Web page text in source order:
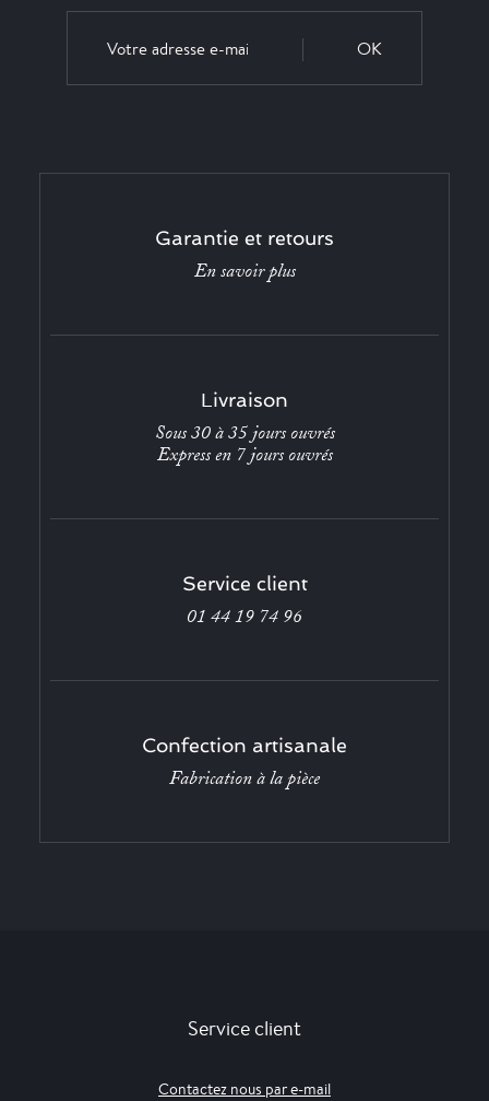
OK
Garantie et retours
En savoir plus
Livraison
Sous 30 à 35 jours ouvrés
Express en 7 jours ouvrés
Service client
01 44 19 74 96
Confection artisanale
Fabrication à la pièce
Service client
Contactez nous par e-mail